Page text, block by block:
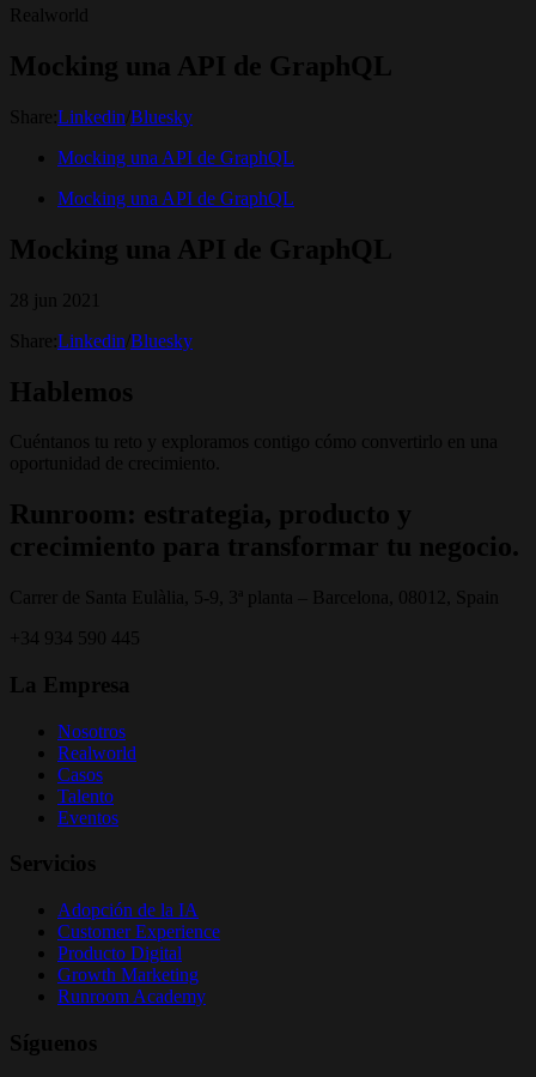
Realworld
Mocking una API de GraphQL
Share: Linkedin Bluesky
Mocking una API de GraphQL
Mocking una API de GraphQL
Mocking una API de GraphQL
28 jun 2021
Share: Linkedin Bluesky
Hablemos
Cuéntanos tu reto y exploramos contigo cómo convertirlo en una
oportunidad de crecimiento.
Runroom: estrategia, producto y
crecimiento para transformar tu negocio.
Carrer de Santa Eulàlia, 5-9, 3ª planta – Barcelona, 08012, Spain
+34 934 590 445
La Empresa
Nosotros
Realworld
Casos
Talento
Eventos
Servicios
Adopción de la IA
Customer Experience
Producto Digital
Growth Marketing
Runroom Academy
Síguenos